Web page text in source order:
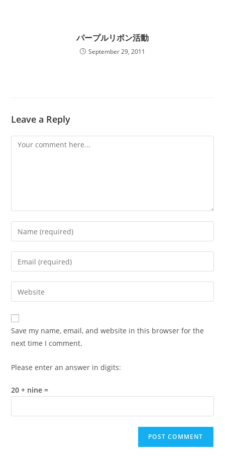
パープルリボン活動
September 29, 2011
Leave a Reply
Comment
Enter
your
name
comment
Enter
your
email
address
comment
Enter
your
website
URL
(optional)
Save my name, email, and website in this browser for the
next time I comment.
Please enter an answer in digits:
20 + nine =